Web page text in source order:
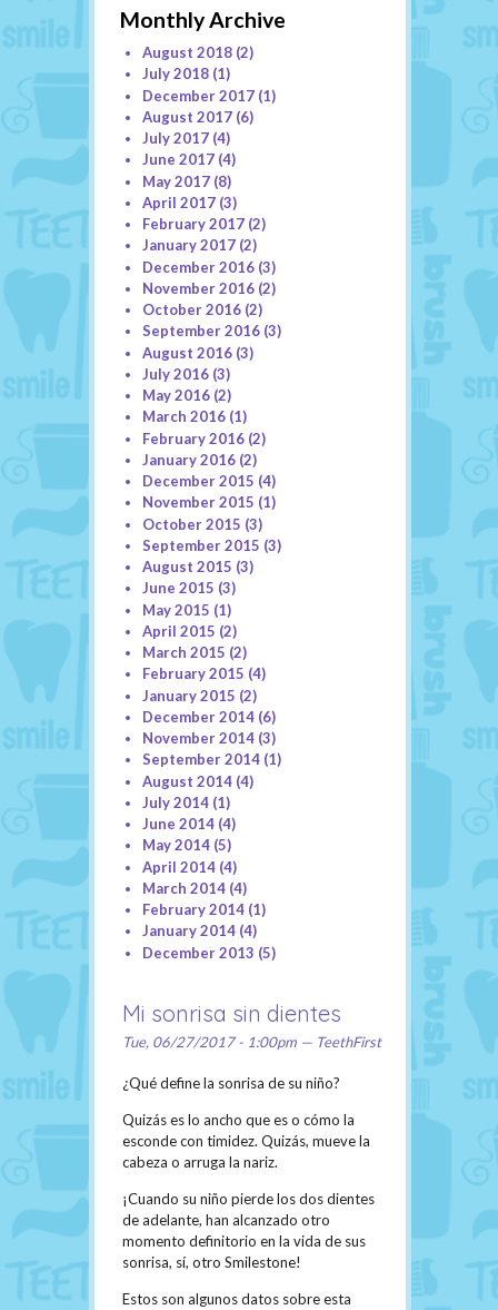
Monthly Archive
August 2018(2)
July 2018(1)
December 2017(1)
August 2017(6)
July 2017(4)
June 2017(4)
May 2017(8)
April 2017(3)
February 2017(2)
January 2017(2)
December 2016(3)
November 2016(2)
October 2016(2)
September 2016(3)
August 2016(3)
July 2016(3)
May 2016(2)
March 2016(1)
February 2016(2)
January 2016(2)
December 2015 (4)
November 2015 (1)
October 2015 (3)
September 2015 (3)
August 2015 (3)
June 2015 (3)
May 2015 (1)
April 2015 (2)
March 2015 (2)
February 2015 (4)
January 2015 (2)
December 2014(6)
November 2014(3)
September 2014(1)
August 2014(4)
July 2014(1)
June 2014(4)
May 2014(5)
April 2014(4)
March 2014(4)
February 2014(1)
January 2014(4)
December 2013 (5)
Mi sonrisa sin dientes
Tue, 06/27/2017 - 1:00pm — TeethFirst
¿Qué define la sonrisa de su niño?
Quizás es lo ancho que es o cómo la
esconde con timidez. Quizás, mueve la
cabeza o arruga la nariz.
¡Cuando su niño pierde los dos dientes
de adelante, han alcanzado otro
momento definitorio en la vida de sus
sonrisa, sí, otro Smilestone!
Estos son algunos datos sobre esta